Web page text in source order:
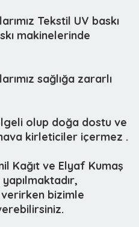
Tekstil UV baskı
makinelerinde
sağlığa zararlı
olup doğa dostu ve
kirleticiler içermez .
Kağıt ve Elyaf Kumaş
bizimle